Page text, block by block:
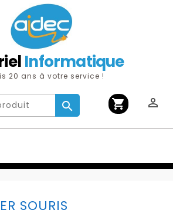
Informatique
20 ans à votre service !
 shopping_cart 
SOURIS